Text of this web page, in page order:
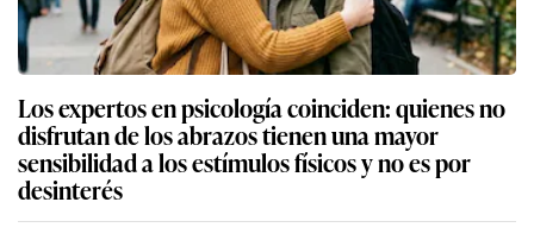
Los expertos en psicología coinciden: quienes no
disfrutan de los abrazos tienen una mayor
sensibilidad a los estímulos físicos y no es por
desinterés